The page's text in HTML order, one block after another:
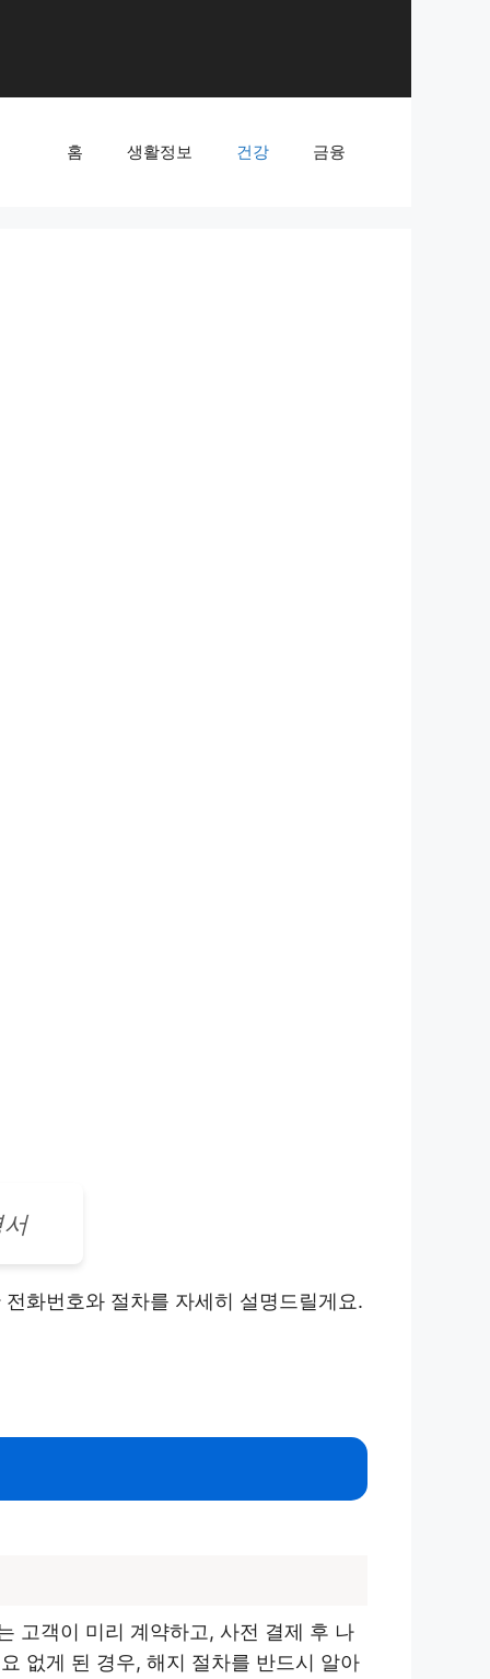
홈 생활정보 건강 금융
화번호와 절차를 자세히 설명드릴게요.
고객이 미리 계약하고, 사전 결제 후 나
없게 된 경우, 해지 절차를 반드시 알아